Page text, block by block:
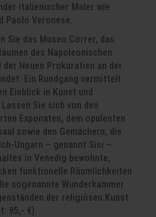
italienischer Maler wie
Veronese.
Sie das Museo Correr, das
des Napoleonischen
der Neuen Prokuratien an der
Ein Rundgang vermittelt
Einblick in Kunst und
Sie sich von den
Exponaten, dem opulenten
sowie den Gemächern, die
Ungarn – genannt Sisi –
in Venedig bewohnte,
funktionelle Räumlichkeiten
sogenannte Wunderkammer
der religiösen Kunst
95,- €).